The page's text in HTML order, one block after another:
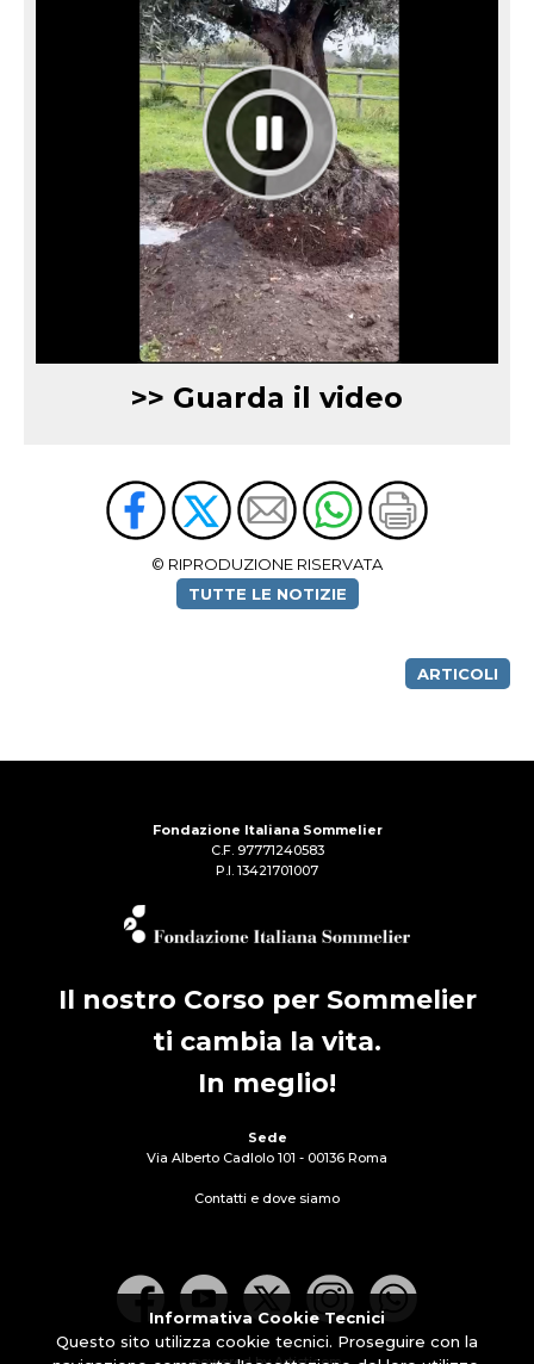
>> Guarda il video
© RIPRODUZIONE RISERVATA
TUTTE LE NOTIZIE
ARTICOLI
Fondazione Italiana Sommelier
C.F. 97771240583
P.I. 13421701007
Il nostro Corso per Sommelier
ti cambia la vita.
In meglio!
Sede
Via Alberto Cadlolo 101 - 00136 Roma
Contatti e dove siamo
Informativa Cookie Tecnici
Questo sito utilizza cookie tecnici. Proseguire con la